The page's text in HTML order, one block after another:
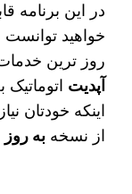
در این برنامه
خواهید توانست
روز ترین
آپدیت
اینکه خودتان
از نسخهبه روز